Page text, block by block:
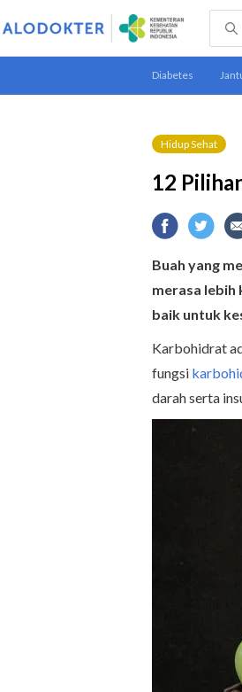
Hidup Sehat
12
Buah yang
merasa lebih
baik untuk
Karbohidrat
fungsi
darah serta